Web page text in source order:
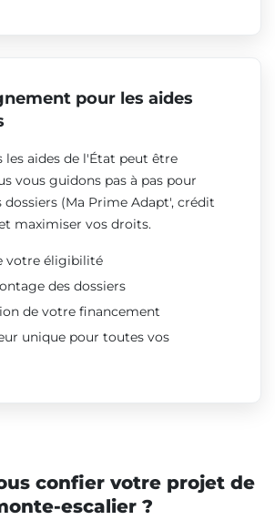
pour les aides
les aides de l'État peut être
vous guidons pas à pas pour
(Ma Prime Adapt', crédit
maximiser vos droits.
votre éligibilité
des dossiers
de votre financement
unique pour toutes vos
confier votre projet de
escalier ?